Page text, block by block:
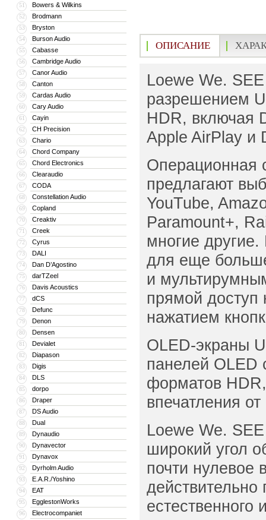
51 Bowers & Wilkins
52 Brodmann
53 Bryston
54 Burson Audio
55 Cabasse
56 Cambridge Audio
57 Canor Audio
58 Canton
59 Cardas Audio
60 Cary Audio
61 Cayin
62 CH Precision
63 Chario
64 Chord Company
65 Chord Electronics
66 Clearaudio
67 CODA
68 Constellation Audio
69 Copland
70 Creaktiv
71 Creek
72 Cyrus
73 DALI
74 Dan D’Agostino
75 darTZeel
76 Davis Acoustics
77 dCS
78 Defunc
79 Denon
80 Densen
81 Devialet
82 Diapason
83 Digis
84 DLS
85 dorpo
86 Draper
87 DS Audio
88 Dual
89 Dynaudio
90 Dynavector
91 Dynavox
92 Dyrholm Audio
93 E.A.R./Yoshino
94 EAT
95 EgglestonWorks
96 Electrocompaniet
ОПИСАНИЕ
Loewe We.
разрешением
HDR, включая
Apple AirPlay и
Операционная
предлагают
YouTube,
Paramount+,
многие
для еще
и
прямой
нажатием
OLED-экраны
панелей OLED
форматов
впечатления
Loewe We.
широкий угол
почти нулевое
естественного